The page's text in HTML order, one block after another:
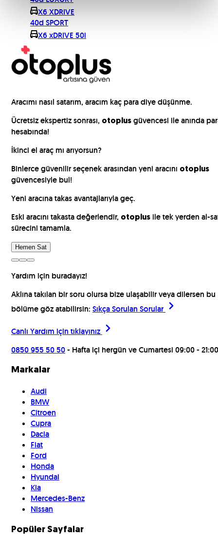
X6 XDRIVE
40d SPORT
X6 xDRIVE 50i
Aracımı nasıl satarım, aracım kaç para diye düşünme.
Ücretsiz ekspertiz sonrası, otoplus güvencesi ile anında
hesabında!
İkinci el araç mı arıyorsun?
Binlerce güvenilir seçenek arasından yeni aracını otoplus
güvencesiyle bul!
Yeni aracına takas avantajlarıyla geç.
Eski aracını takasta değerlendir, otoplus ile tek yerden al-
sürecini tamamla.
Hemen Sat
Yardım için buradayız!
Aklına takılan bir soru olursa bize ulaşabilir veya dilersen bu
bölüme göz atabilirsin: Sıkça Sorulan Sorular
Canlı Yardım için tıklayınız
0850 955 50 50- Hafta içi hergün ve Cumartesi 09:00 - 21:00
Markalar
Audi
BMW
Citroen
Cupra
Dacia
Fiat
Ford
Honda
Hyundai
Kia
Mercedes-Benz
Nissan
Popüler Sayfalar